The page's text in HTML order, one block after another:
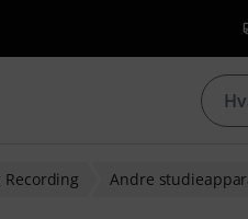
Recording Andre